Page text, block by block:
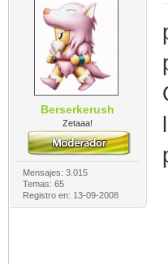
Berserkerush
Zetaaa!
Mensajes: 3.015
Temas: 65
Registro en: 13-09-2008